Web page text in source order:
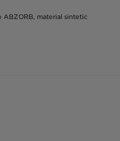
ABZORB, material sintetic